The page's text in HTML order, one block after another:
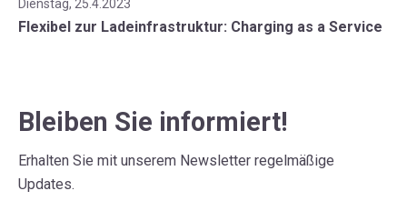
Dienstag, 25.4.2023
Flexibel zur Ladeinfrastruktur: Charging as a Service
Bleiben Sie informiert!
Erhalten Sie mit unserem Newsletter regelmäßige
Updates.